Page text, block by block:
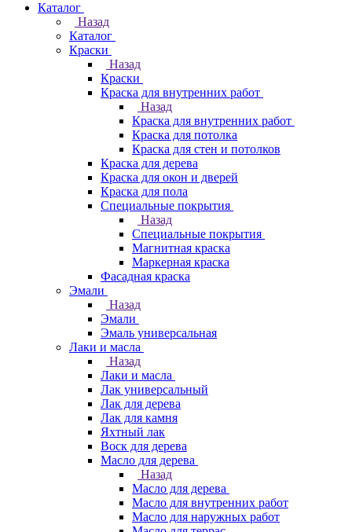
Каталог
Назад
Каталог
Краски
Назад
Краски
Краска для внутренних работ
Назад
Краска для внутренних работ
Краска для потолка
Краска для стен и потолков
Краска для дерева
Краска для окон и дверей
Краска для пола
Специальные покрытия
Назад
Специальные покрытия
Магнитная краска
Маркерная краска
Фасадная краска
Эмали
Назад
Эмали
Эмаль универсальная
Лаки и масла
Назад
Лаки и масла
Лак универсальный
Лак для дерева
Лак для камня
Яхтный лак
Воск для дерева
Масло для дерева
Назад
Масло для дерева
Масло для внутренних работ
Масло для наружных работ